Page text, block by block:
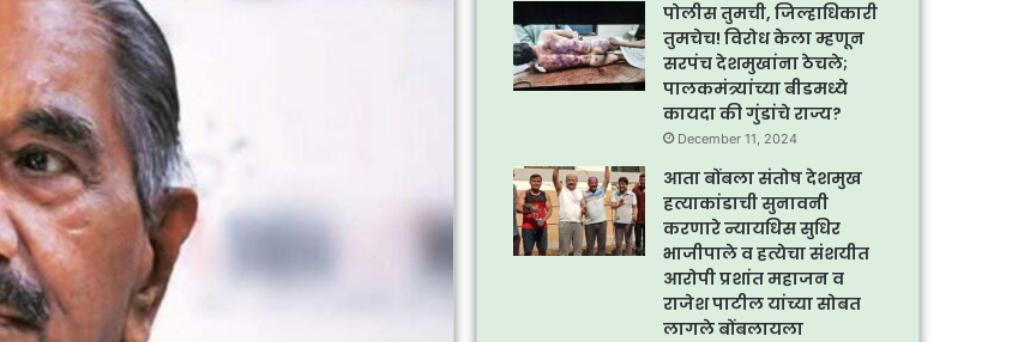
पोलीस तुमची, जिल्हाधिकारी
तुमचेच! विरोध केला म्हणून
सरपंच देशमुखांना ठेचले;
पालकमंत्र्यांच्या बीडमध्ये
कायदा की गुंडांचे राज्य?
December 11, 2024
आता बोंबला संतोष देशमुख
हत्याकांडाची सुनावनी
करणारे न्यायधिस सुधिर
भाजीपाले व हत्येचा संशयीत
आरोपी प्रशांत महाजन व
राजेश पाटील यांच्या सोबत
लागले बोंबलायला